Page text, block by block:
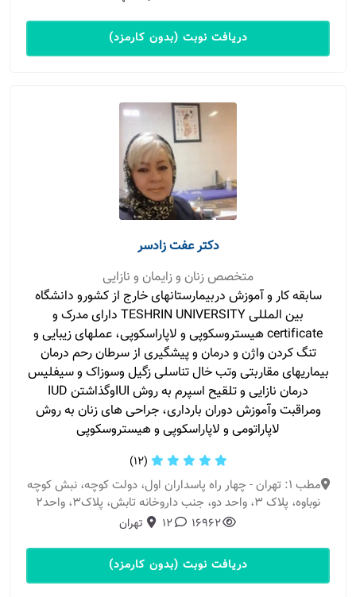
دریافت نوبت (بدون کارمزد)
دکتر عفت زادسر
متخصص زنان و زایمان و نازایی
سابقه کار و آموزش دربیمارستانهای خارج از کشورو دانشگاه
بین المللی TESHRIN UNIVERSITY دارای مدرک و
certificate هیستروسکوپی و لاپاراسکوپی، عملهای زیبایی و
تنگ کردن واژن و درمان و پیشگیری از سرطان رحم درمان
بیماریهای مقاربتی وتب خال تناسلی زگیل وسوزاک و سیفلیس
درمان نازایی و تلقیح اسپرم به روش IUIوگذاشتن IUD
ومراقبت وآموزش دوران بارداری، جراحی های زنان به روش
لاپاراتومی و لاپاراسکوپی و هیستروسکوپی
(12)
مطب 1: تهران - چهار راه پاسداران اول، دولت کوچه، نبش کوچه
نوباوه، پلاک ۳، واحد دو، جنب داروخانه تابش، پلاک3، واحد2
16962
12 تهران
دریافت نوبت (بدون کارمزد)